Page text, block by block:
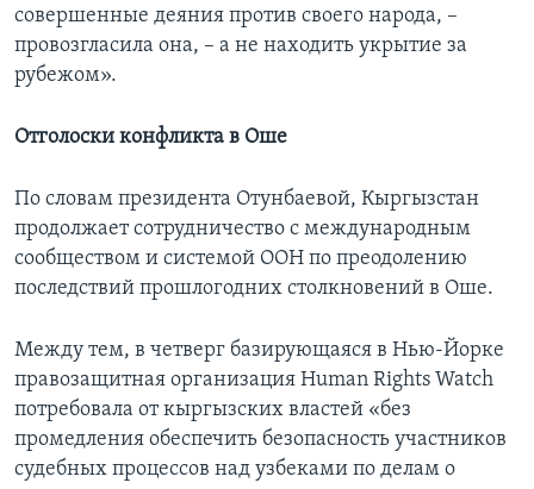
совершенные деяния против своего народа, –
провозгласила она, – а не находить укрытие за
рубежом».
Отголоски конфликта в Оше
По словам президента Отунбаевой, Кыргызстан
продолжает сотрудничество с международным
сообществом и системой ООН по преодолению
последствий прошлогодних столкновений в Оше.
Между тем, в четверг базирующаяся в Нью-Йорке
правозащитная организация Human Rights Watch
потребовала от кыргызских властей «без
промедления обеспечить безопасность участников
судебных процессов над узбеками по делам о